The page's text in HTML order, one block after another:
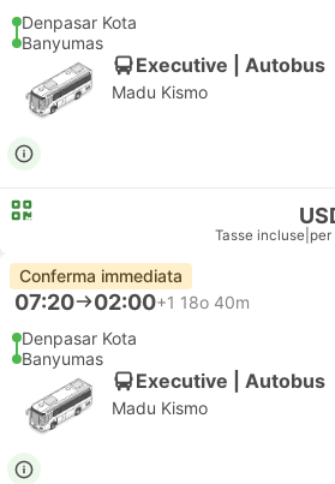
Denpasar Kota
Banyumas
Executive | Autobus
Madu Kismo
Tasse incluse
Conferma immediata
07:20 02:00+1 18o 40m
Denpasar Kota
Banyumas
Executive | Autobus
Madu Kismo